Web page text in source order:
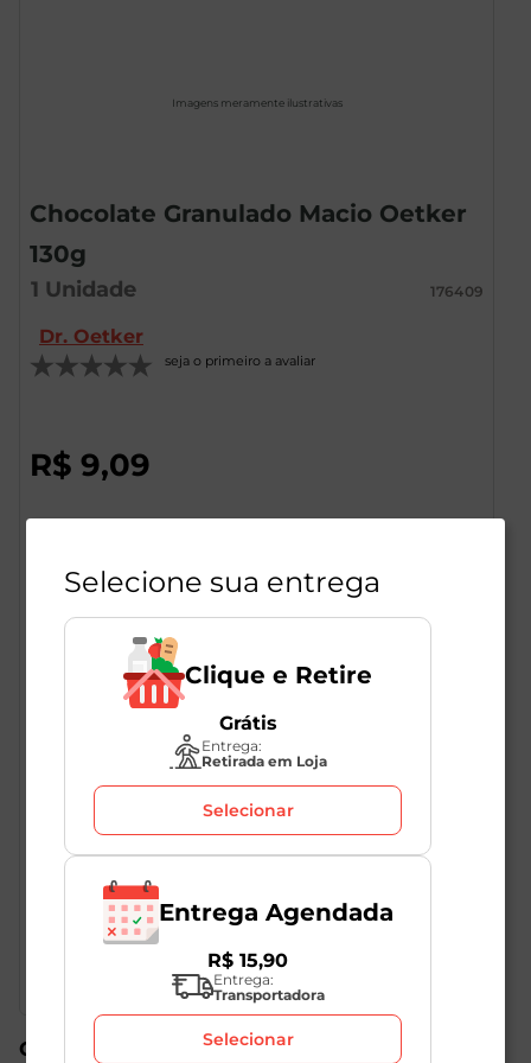
Imagens meramente ilustrativas
Chocolate Granulado Macio Oetker
130g
1 Unidade 176409
Dr. Oetker
seja o primeiro a avaliar
R$ 9,09
Descrição do Produto
Chocolate Granulado Macio Oetker 130g possui cor e
sabor acentuado de chocolate. Sua aplicação é ideal
para cobrir e decorar docinhos, bolos, mousses e
outras sobremesas. Pode ser misturado em sorvetes,
pois não derrete em contato com a umidade e o frio.
Compre também
Selecione sua entrega
Clique e Retire
Grátis
Entrega:
Retirada em Loja
Selecionar
Entrega Agendada
R$ 15,90
Entrega:
Transportadora
Selecionar